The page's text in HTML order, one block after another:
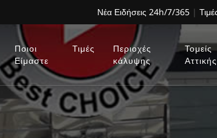
Νέα Ειδήσεις 24h/7/365 |
Ποιοι
Είμαστε
Τιμές
Περιοχές
κάλυψης
Τομείς
Αττικής